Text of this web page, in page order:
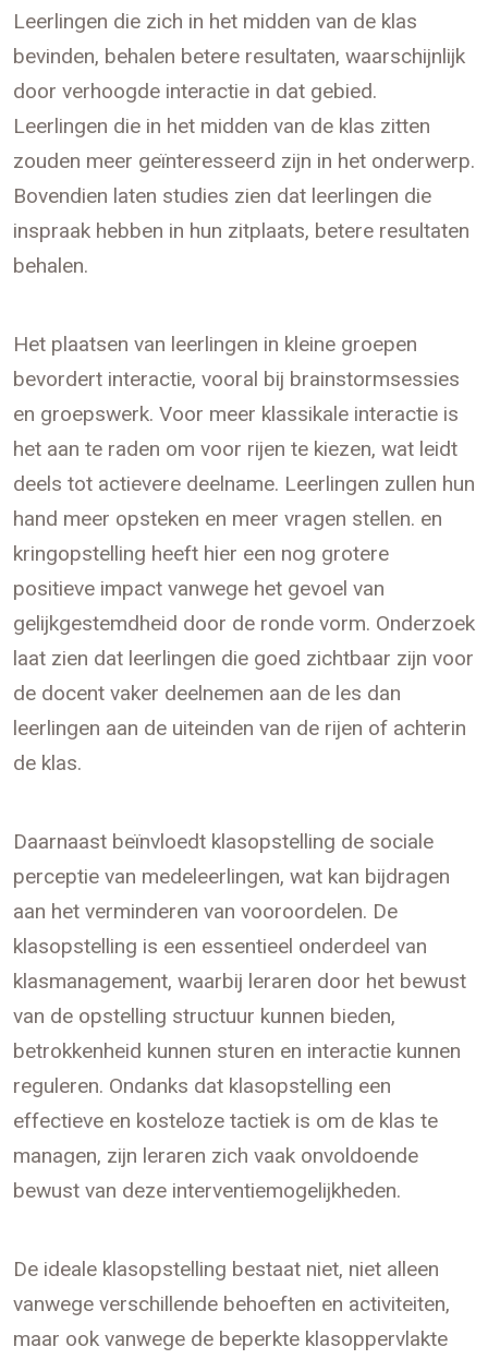
Leerlingen die zich in het midden van de klas
bevinden, behalen betere resultaten, waarschijnlijk
door verhoogde interactie in dat gebied.
Leerlingen die in het midden van de klas zitten
zouden meer geïnteresseerd zijn in het onderwerp.
Bovendien laten studies zien dat leerlingen die
inspraak hebben in hun zitplaats, betere resultaten
behalen.
Het plaatsen van leerlingen in kleine groepen
bevordert interactie, vooral bij brainstormsessies
en groepswerk. Voor meer klassikale interactie is
het aan te raden om voor rijen te kiezen, wat leidt
deels tot actievere deelname. Leerlingen zullen hun
hand meer opsteken en meer vragen stellen. en
kringopstelling heeft hier een nog grotere
positieve impact vanwege het gevoel van
gelijkgestemdheid door de ronde vorm. Onderzoek
laat zien dat leerlingen die goed zichtbaar zijn voor
de docent vaker deelnemen aan de les dan
leerlingen aan de uiteinden van de rijen of achterin
de klas.
Daarnaast beïnvloedt klasopstelling de sociale
perceptie van medeleerlingen, wat kan bijdragen
aan het verminderen van vooroordelen. De
klasopstelling is een essentieel onderdeel van
klasmanagement, waarbij leraren door het bewust
van de opstelling structuur kunnen bieden,
betrokkenheid kunnen sturen en interactie kunnen
reguleren. Ondanks dat klasopstelling een
effectieve en kosteloze tactiek is om de klas te
managen, zijn leraren zich vaak onvoldoende
bewust van deze interventiemogelijkheden.
De ideale klasopstelling bestaat niet, niet alleen
vanwege verschillende behoeften en activiteiten,
maar ook vanwege de beperkte klasoppervlakte